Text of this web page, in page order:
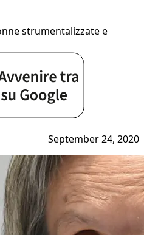
strumentalizzate e
September 24, 2020